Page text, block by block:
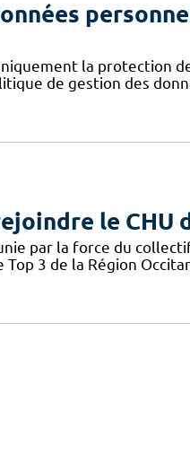
la protection
de gestion des
le
par la force du
3 de la Région